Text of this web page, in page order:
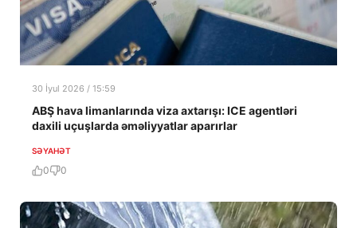
30 İyul 2026 / 15:59
ABŞ hava limanlarında viza axtarışı: ICE agentləri
daxili uçuşlarda əməliyyatlar aparırlar
SƏYAHƏT
0 0